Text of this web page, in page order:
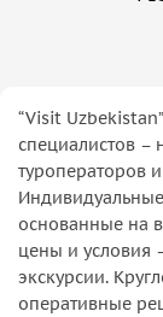
“Visit
специалистов –
туроператоров
основанные на
цены и условия
экскурсии.
оперативные